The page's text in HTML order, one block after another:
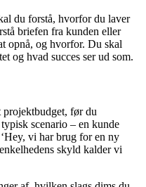
du forstå, hvorfor du laver
briefen fra kunden eller
opnå, og hvorfor. Du skal
og hvad succes ser ud som.
projektbudget, før du
scenario – en kunde
vi har brug for en ny
skyld kalder vi